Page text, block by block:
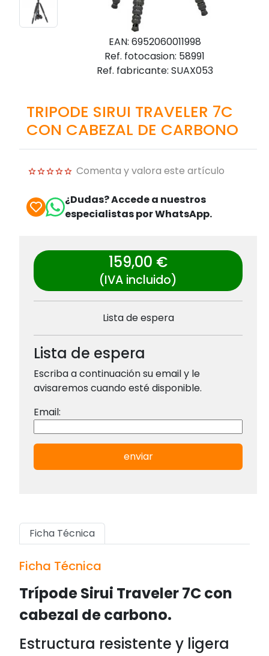
EAN: 6952060011998
Ref. fotocasion: 58991
Ref. fabricante: SUAX053
TRIPODE SIRUI TRAVELER 7C
CON CABEZAL DE CARBONO
Comenta y valora este artículo
¿Dudas? Accede a nuestros
especialistas por WhatsApp.
159,00 €
(IVA incluido)
Lista de espera
Lista de espera
Escriba a continuación su email y le
avisaremos cuando esté disponible.
Email:
enviar
Ficha Técnica
Ficha Técnica
Trípode Sirui Traveler 7C con
cabezal de carbono.
Estructura resistente y ligera